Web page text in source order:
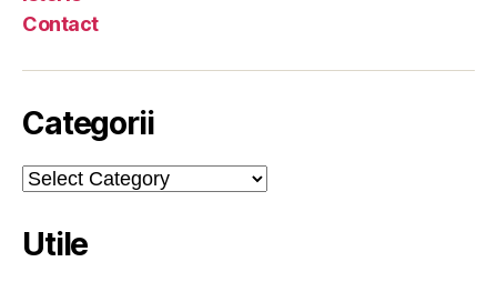
Contact
Categorii
Categorii
Utile